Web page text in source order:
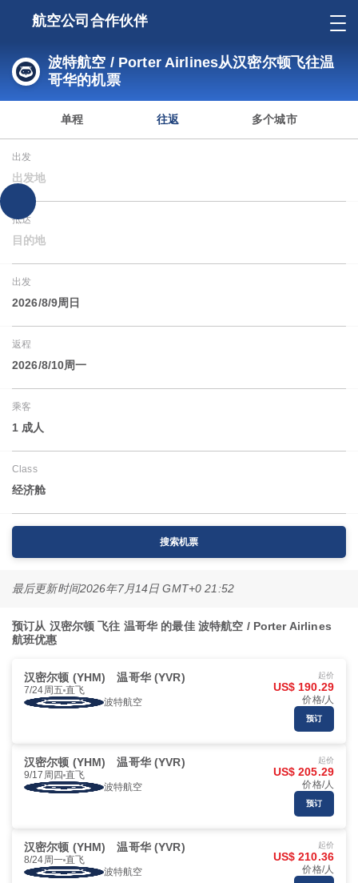
航空公司合作伙伴
波特航空 / Porter Airlines从汉密尔顿飞往温
哥华的机票
单程 往返 多个城市
出发
出发地
抵达
目的地
出发
2026/8/9周日
返程
2026/8/10周一
乘客
1 成人
Class
经济舱
搜索机票
最后更新时间2026年7月14日 GMT+0 21:52
预订从 汉密尔顿 飞往 温哥华 的最佳 波特航空 / Porter Airlines
航班优惠
汉密尔顿 (YHM) 温哥华 (YVR)
7/24周五 直飞
波特航空
起价
US$ 190.29
价格/人
预订
汉密尔顿 (YHM) 温哥华 (YVR)
9/17周四 直飞
波特航空
起价
US$ 205.29
价格/人
预订
汉密尔顿 (YHM) 温哥华 (YVR)
8/24周一 直飞
波特航空
起价
US$ 210.36
价格/人